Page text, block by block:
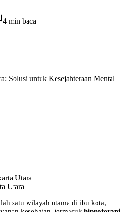
4 min baca
Solusi untuk Kesejahteraan Mental
Utara
satu wilayah utama di ibu kota,